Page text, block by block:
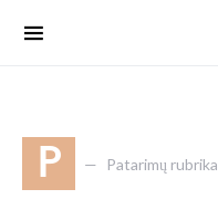
P Patarimų rubrika